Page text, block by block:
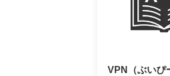
VPN（ぶいぴ